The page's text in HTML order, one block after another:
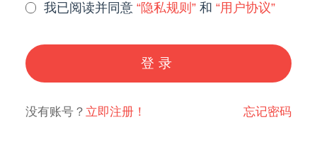
我已阅读并同意“隐私规则” 和“用户协议”
登录
没有账号？ 立即注册！ 忘记密码